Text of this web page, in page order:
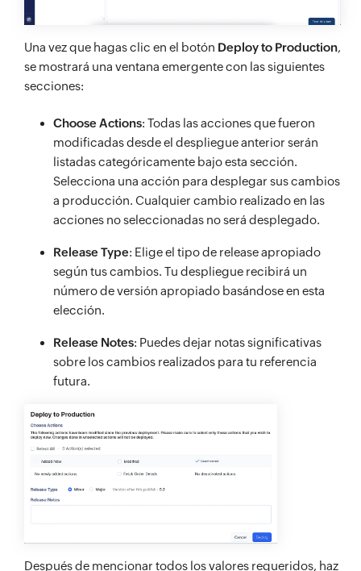
Una vez que hagas clic en el botón Deploy to Production,
se mostrará una ventana emergente con las siguientes
secciones:
Choose Actions: Todas las acciones que fueron
modificadas desde el despliegue anterior serán
listadas categóricamente bajo esta sección.
Selecciona una acción para desplegar sus cambios
a producción. Cualquier cambio realizado en las
acciones no seleccionadas no será desplegado.
Release Type: Elige el tipo de release apropiado
según tus cambios. Tu despliegue recibirá un
número de versión apropiado basándose en esta
elección.
Release Notes: Puedes dejar notas significativas
sobre los cambios realizados para tu referencia
futura.
Después de mencionar todos los valores requeridos, haz